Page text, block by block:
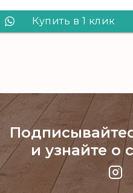
Купить в 1 клик
MIB-052
и узнайте о